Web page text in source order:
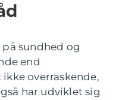
sundhed og
end
overraskende,
har udviklet sig